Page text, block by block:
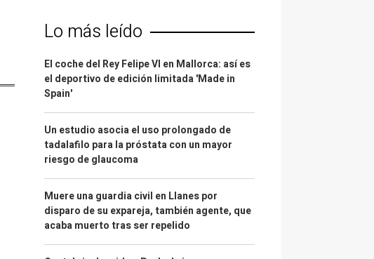
Lo más leído
El coche del Rey Felipe VI en Mallorca: así es
el deportivo de edición limitada 'Made in
Spain'
Un estudio asocia el uso prolongado de
tadalafilo para la próstata con un mayor
riesgo de glaucoma
Muere una guardia civil en Llanes por
disparo de su expareja, también agente, que
acaba muerto tras ser repelido